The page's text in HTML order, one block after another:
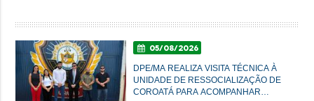
05/08/2026
DPE/MA REALIZA VISITA TÉCNICA À
UNIDADE DE RESSOCIALIZAÇÃO DE
COROATÁ PARA ACOMPANHAR